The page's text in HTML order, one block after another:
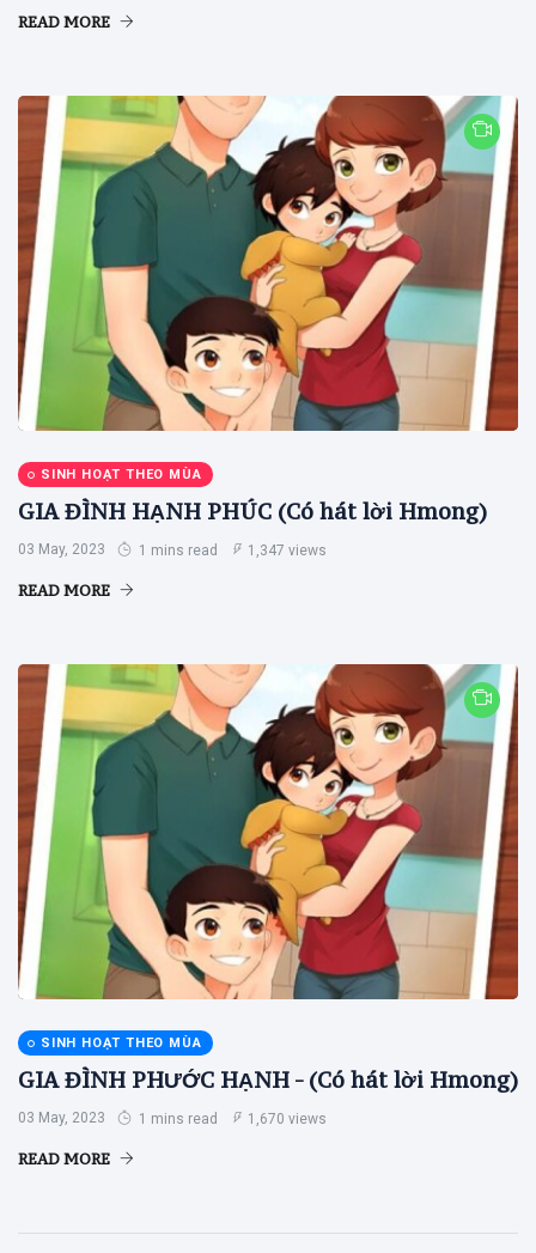
READ MORE
SINH HOẠT THEO MÙA
GIA ĐÌNH HẠNH PHÚC (Có hát lời Hmong)
03 May, 2023 1 mins read 1,347 views
READ MORE
SINH HOẠT THEO MÙA
GIA ĐÌNH PHƯỚC HẠNH - (Có hát lời Hmong)
03 May, 2023 1 mins read 1,670 views
READ MORE